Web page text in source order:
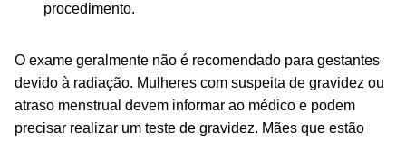
procedimento.
O exame geralmente não é recomendado para gestantes
devido à radiação. Mulheres com suspeita de gravidez ou
atraso menstrual devem informar ao médico e podem
precisar realizar um teste de gravidez. Mães que estão